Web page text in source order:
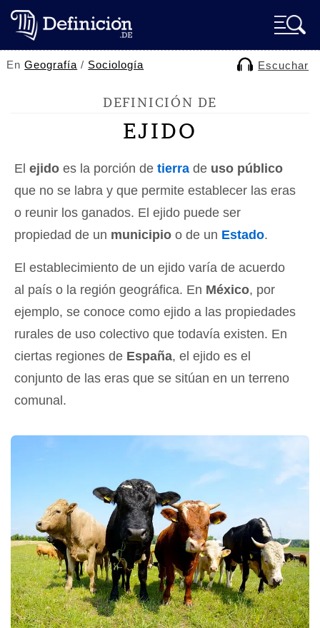
EnGeografía / Sociología Escuchar
DEFINICIÓN DE
EJIDO
El ejido es la porción de tierra de uso público
que no se labra y que permite establecer las eras
o reunir los ganados. El ejido puede ser
propiedad de un municipio o de un Estado.
El establecimiento de un ejido varía de acuerdo
al país o la región geográfica. En México, por
ejemplo, se conoce como ejido a las propiedades
rurales de uso colectivo que todavía existen. En
ciertas regiones de España, el ejido es el
conjunto de las eras que se sitúan en un terreno
comunal.